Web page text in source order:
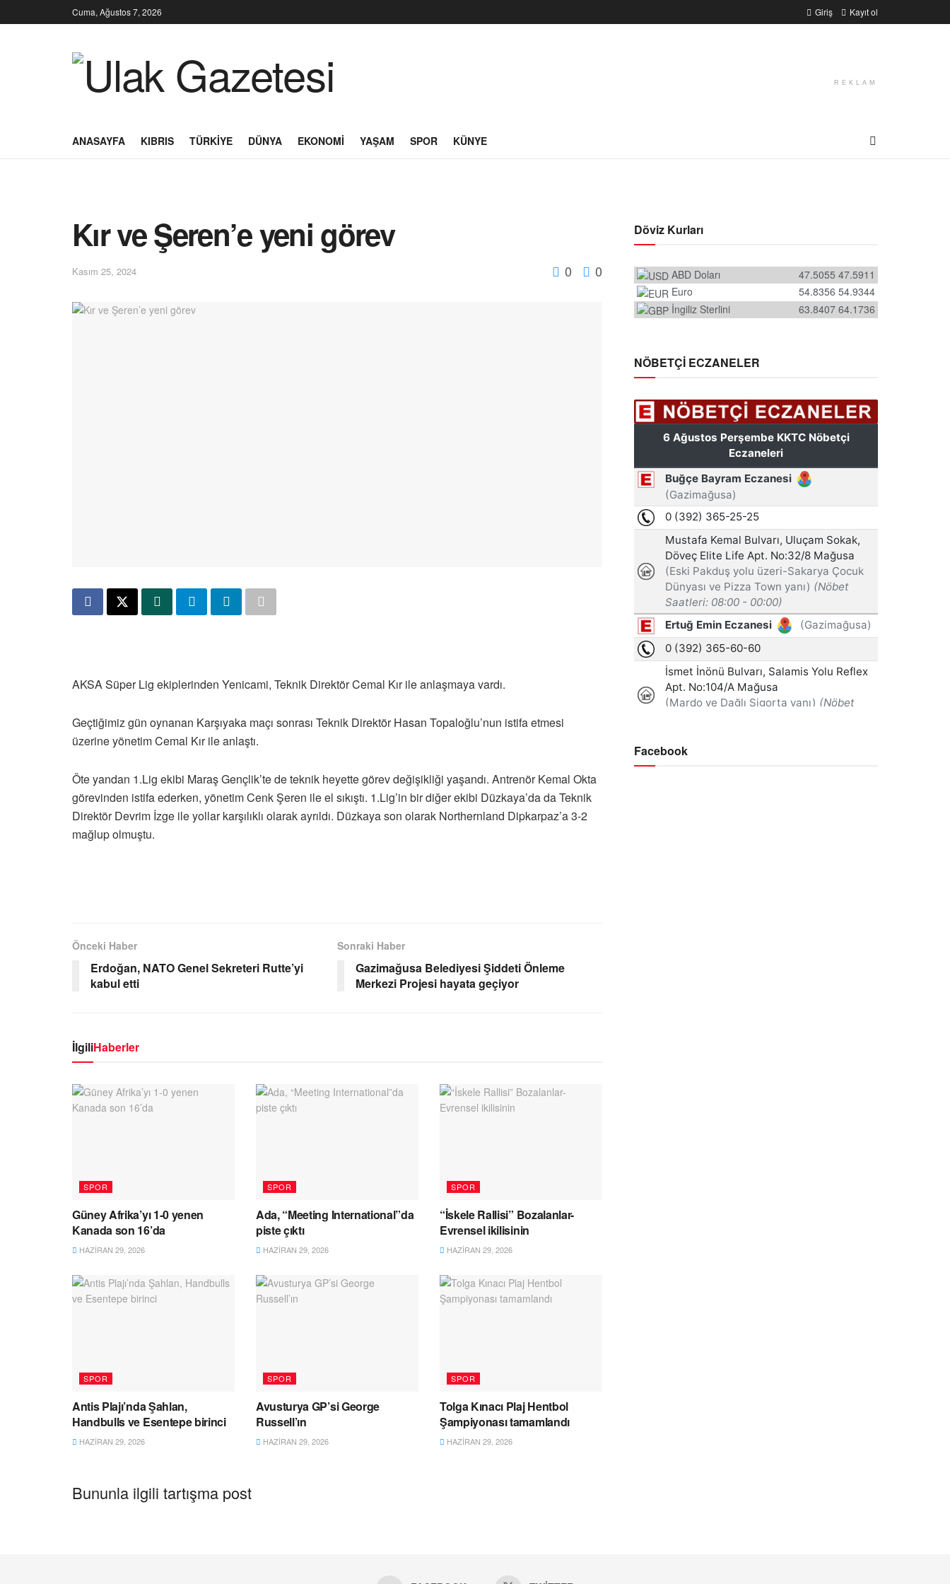
Cuma, Ağustos 7, 2026 Giriş Kayıt ol
REKLAM
ANASAYFA KIBRIS TÜRKIYE DÜNYA EKONOMI YAŞAM SPOR KÜNYE
Kır ve Şeren’e yeni görev
Kasım 25, 2024 0 0
AKSA Süper Lig ekiplerinden Yenicami, Teknik Direktör Cemal Kır ile anlaşmaya vardı.
Geçtiğimiz gün oynanan Karşıyaka maçı sonrası Teknik Direktör Hasan Topaloğlu’nun istifa etmesi
üzerine yönetim Cemal Kır ile anlaştı.
Öte yandan 1.Lig ekibi Maraş Gençlik’te de teknik heyette görev değişikliği yaşandı. Antrenör Kemal Okta
görevinden istifa ederken, yönetim Cenk Şeren ile el sıkıştı. 1.Lig’in bir diğer ekibi Düzkaya’da da Teknik
Direktör Devrim İzge ile yollar karşılıklı olarak ayrıldı. Düzkaya son olarak Northernland Dipkarpaz’a 3-2
mağlup olmuştu.
Önceki Haber
Erdoğan, NATO Genel Sekreteri Rutte’yi
kabul etti
Sonraki Haber
Gazimağusa Belediyesi Şiddeti Önleme
Merkezi Projesi hayata geçiyor
İlgiliHaberler
SPOR
Güney Afrika’yı 1-0 yenen
Kanada son 16’da
HAZIRAN 29, 2026
SPOR
Ada, “Meeting International”da
piste çıktı
HAZIRAN 29, 2026
SPOR
“İskele Rallisi” Bozalanlar-
Evrensel ikilisinin
HAZIRAN 29, 2026
SPOR
Antis Plajı’nda Şahlan,
Handbulls ve Esentepe birinci
HAZIRAN 29, 2026
SPOR
Avusturya GP’si George
Russell’ın
HAZIRAN 29, 2026
SPOR
Tolga Kınacı Plaj Hentbol
Şampiyonası tamamlandı
HAZIRAN 29, 2026
Bununla ilgili tartışma post
Döviz Kurları
ABD Doları 47.5911
47.5055
Euro
54.9344
54.8356
İngiliz Sterlini
64.1736
63.8407
NÖBETÇİ ECZANELER
Facebook